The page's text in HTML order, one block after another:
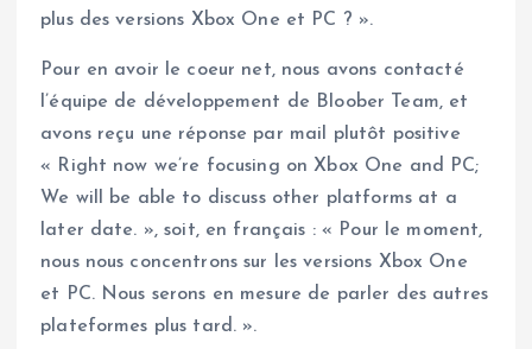
plus des versions Xbox One et PC ? ».
Pour en avoir le coeur net, nous avons contacté
l’équipe de développement de Bloober Team, et
avons reçu une réponse par mail plutôt positive
« Right now we’re focusing on Xbox One and PC;
We will be able to discuss other platforms at a
later date. », soit, en français : « Pour le moment,
nous nous concentrons sur les versions Xbox One
et PC. Nous serons en mesure de parler des autres
plateformes plus tard. ».